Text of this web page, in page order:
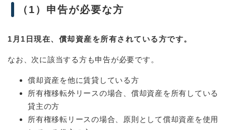
（1）申告が必要な方
1月1日現在、償却資産を所有されている方です。
なお、次に該当する方も申告が必要です。
償却資産を他に賃貸している方
所有権移転外リースの場合、償却資産を所有している
貸主の方
所有権移転リースの場合、原則として償却資産を使用